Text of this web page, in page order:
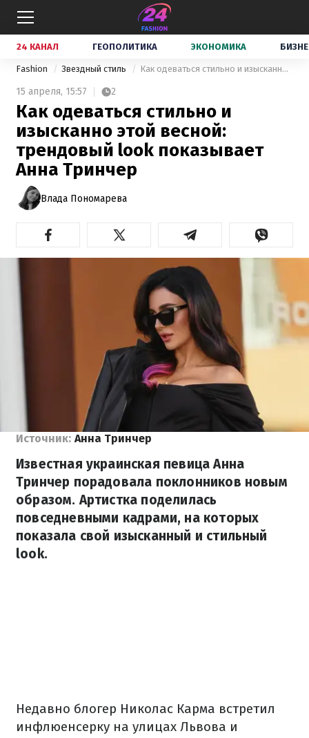
24 КАНАЛ ГЕОПОЛИТИКА ЭКОНОМИКА
Fashion Звездный стиль Как одеваться стильно и изысканно этой весной: трендовый look показывает Анна Тринчер
15 апреля, 15:57 2
Как одеваться стильно и
изысканно этой весной:
трендовый look показывает
Анна Тринчер
Влада Пономарева
Источник: Анна Тринчер
Известная украинская певица Анна
Тринчер порадовала поклонников новым
образом. Артистка поделилась
повседневными кадрами, на которых
показала свой изысканный и стильный
look.
Недавно блогер Николас Карма встретил
инфлюенсерку на улицах Львова и